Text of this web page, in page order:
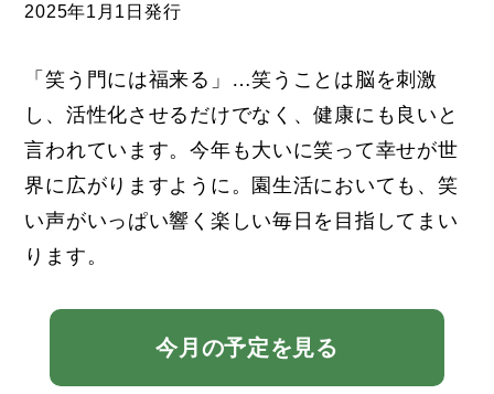
2025年1月1日発行
「笑う門には福来る」…笑うことは脳を刺激
し、活性化させるだけでなく、健康にも良いと
言われています。今年も大いに笑って幸せが世
界に広がりますように。園生活においても、笑
い声がいっぱい響く楽しい毎日を目指してまい
ります。
今月の予定を見る